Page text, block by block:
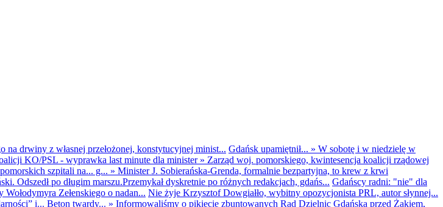
drwiny z własnej przełożonej, konstytucyjnej minist... Gdańsk upamiętnił... » W sobotę i w niedzielę w
KO/PSL - wyprawka last minute dla minister» Zarząd woj. pomorskiego, kwintesencja koalicji rządowej
szpitali na... g... » Minister J. Sobierańska-Grenda, formalnie bezpartyjna, to krew z krwi
Odszedł po długim marszu.Przemykał dyskretnie po różnych redakcjach, gdańs... Gdańscy radni: "nie" dla
Zełenskiego o nadan... Nie żyje Krzysztof Dowgiałło, wybitny opozycjonista PRL, autor słynnej...
i... Beton twardy... » Informowaliśmy o pikiecie zbuntowanych Rad Dzielnic Gdańska przed Żakiem,